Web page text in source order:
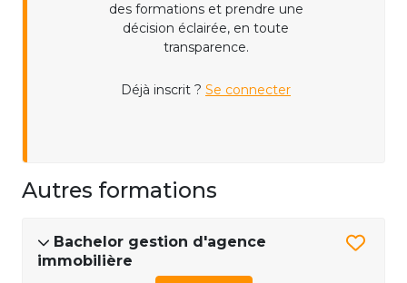
des formations et prendre une
décision éclairée, en toute
transparence.
Déjà inscrit ? Se connecter
Autres formations
Bachelor gestion d'agence
immobilière